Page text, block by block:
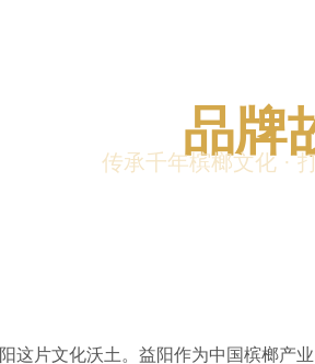
品牌
传承千年槟榔文化 ·
这片文化沃土。益阳作为中国槟榔产